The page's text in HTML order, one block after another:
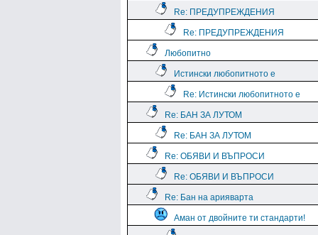
Re: ПРЕДУПРЕЖДЕНИЯ
Re: ПРЕДУПРЕЖДЕНИЯ
Любопитно
Истински любопитното е
Re: Истински любопитното е
Re: БАН ЗА ЛУТОМ
Re: БАН ЗА ЛУТОМ
Re: ОБЯВИ И ВЪПРОСИ
Re: ОБЯВИ И ВЪПРОСИ
Re: Бан на арияварта
Аман от двойните ти стандарти!